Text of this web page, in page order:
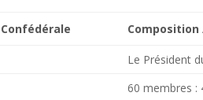
Composition
Le Président
60 membres :